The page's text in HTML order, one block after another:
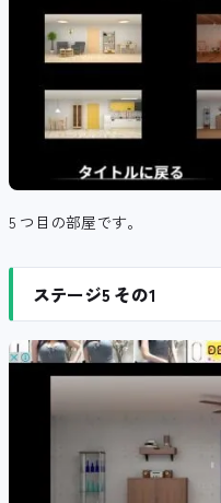
5 つ目の部屋です。
ステージ5 その1